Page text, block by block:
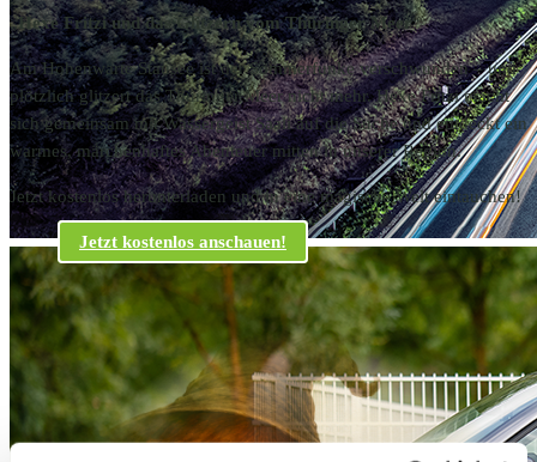
„Hexe Fritzi unddas Glitzern vom Thüringer Meer“
Am Hohenwarte Stausee ist der Sommerfunke verschwunden – und
plötzlich glitzert das Thüringer Meer nicht mehr. Hexe Fritzi macht
sich gemeinsam mit Wassergeist Saali auf die Suche und entdeckt ein
warmes, märchenhaftes Abenteuer mitten in unserer Region.
Jetzt kostenlos herunterladen und in eine magische Welt eintauchen!
Jetzt kostenlos anschauen!